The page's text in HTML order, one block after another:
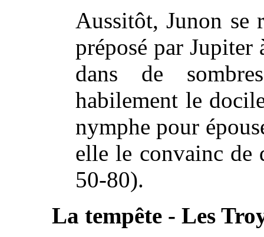
Aussitôt, Junon se
préposé par Jupiter
dans de
habilement le
nymphe pour
elle le convainc de
50-80).
La tempête - Les